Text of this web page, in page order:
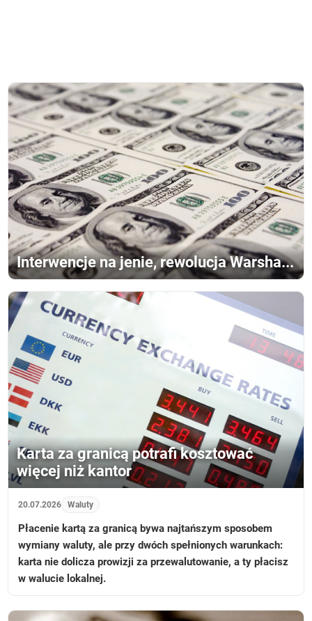
Interwencje na jenie, rewolucja Warsha...
Karta za granicą potrafi kosztować
więcej niż kantor
20.07.2026 Waluty
Płacenie kartą za granicą bywa najtańszym sposobem
wymiany waluty, ale przy dwóch spełnionych warunkach:
karta nie dolicza prowizji za przewalutowanie, a ty płacisz
w walucie lokalnej.